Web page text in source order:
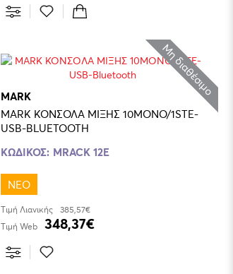
Μη διαθέσιμο
MARK
MARK ΚΟΝΣΟΛΑ ΜΙΞΗΣ 10MONO/1STE-
USB-BLUETOOTH
ΚΩΔΙΚΟΣ: MRACK 12E
ΝΕΟ
Τιμή Λιανικής
385,57€
Τιμή Web
348,37€